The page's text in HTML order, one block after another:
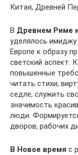
Китая, Древней
В Древнем Риме
уделялось
Европе к образу
светский аспект.
повышенные
читать стихи,
седле, служить
значимость
люди.
дворов, рабочих
В Новое время с